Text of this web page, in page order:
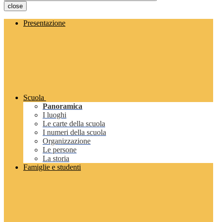
close
Presentazione
Scuola
Panoramica
I luoghi
Le carte della scuola
I numeri della scuola
Organizzazione
Le persone
La storia
Famiglie e studenti